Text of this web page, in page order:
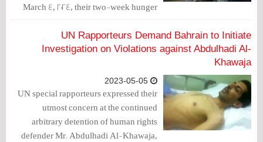
March 4, 2024, their two-week hunger
strike in protest against being jointly
isolated in a cell for a year.
UN Rapporteurs Demand Bahrain to Initiate
Investigation on Violations against Abdulhadi Al-
Khawaja
UN special rapporteurs expressed their
utmost concern at the continued
arbitrary detention of human rights
defender Mr. Abdulhadi Al-Khawaja,